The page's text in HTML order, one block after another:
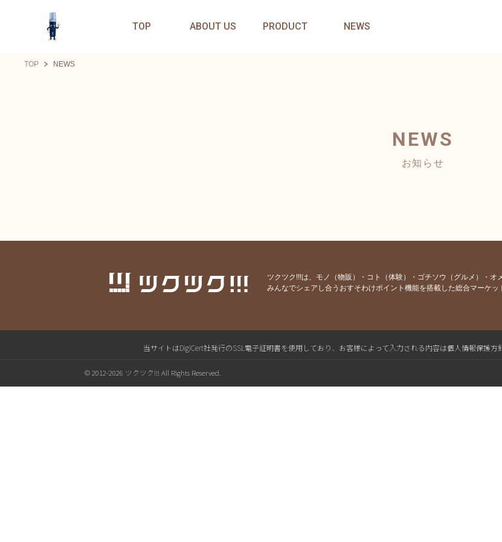
TOP ABOUT US PRODUCT NEWS
TOP NEWS
NEWS
お知らせ
ツクツク!!!は、モノ（物販）・コト（体験）・ゴチソウ（グルメ）・
みんなでシェアし合うおすそわけポイント機能を搭載した総合マーケッ
当サイトはDigiCert社発行のSSL電子証明書を使用しており、お客様によって入力される内容は個人情報保護方
© 2012-2026 ツクツク!!! All Rights Reserved.